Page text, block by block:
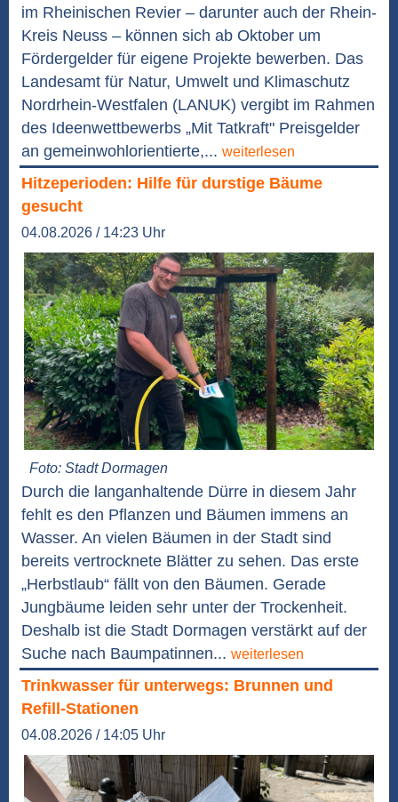
im Rheinischen Revier – darunter auch der Rhein-
Kreis Neuss – können sich ab Oktober um
Fördergelder für eigene Projekte bewerben. Das
Landesamt für Natur, Umwelt und Klimaschutz
Nordrhein-Westfalen (LANUK) vergibt im Rahmen
des Ideenwettbewerbs „Mit Tatkraft" Preisgelder
an gemeinwohlorientierte,... weiterlesen
Hitzeperioden: Hilfe für durstige Bäume
gesucht
04.08.2026 / 14:23 Uhr
Foto: Stadt Dormagen
Durch die langanhaltende Dürre in diesem Jahr
fehlt es den Pflanzen und Bäumen immens an
Wasser. An vielen Bäumen in der Stadt sind
bereits vertrocknete Blätter zu sehen. Das erste
„Herbstlaub“ fällt von den Bäumen. Gerade
Jungbäume leiden sehr unter der Trockenheit.
Deshalb ist die Stadt Dormagen verstärkt auf der
Suche nach Baumpatinnen... weiterlesen
Trinkwasser für unterwegs: Brunnen und
Refill-Stationen
04.08.2026 / 14:05 Uhr